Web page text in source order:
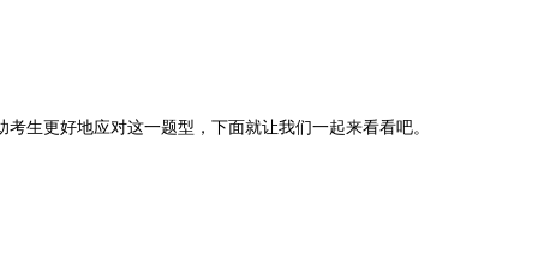
生更好地应对这一题型，下面就让我们一起来看看吧。